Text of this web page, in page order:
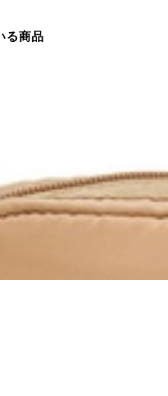
る商品